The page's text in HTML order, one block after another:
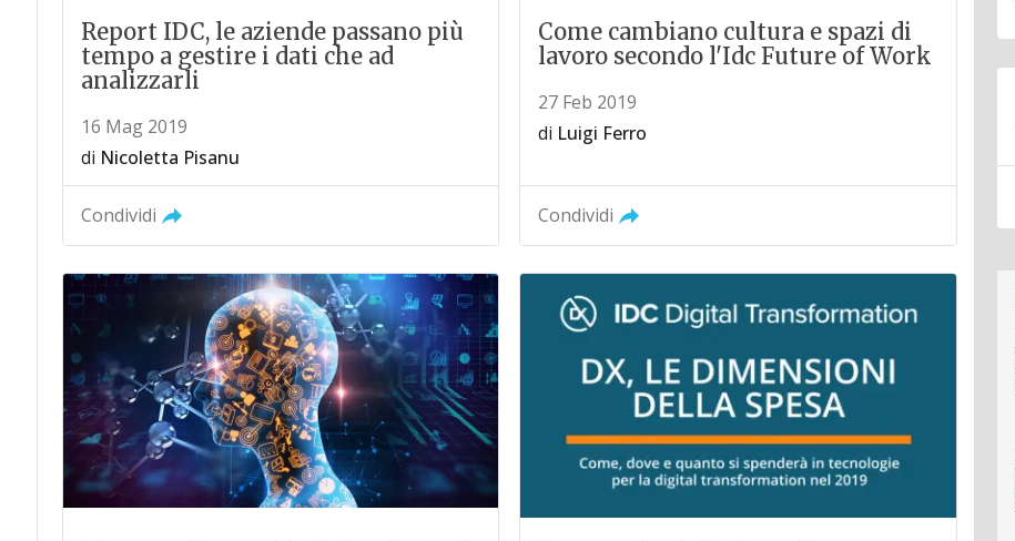
Report IDC, le aziende passano più
tempo a gestire i dati che ad
analizzarli
16 Mag 2019
di Nicoletta Pisanu
Condividi
Come cambiano cultura e spazi di
lavoro secondo l'Idc Future of Work
27 Feb 2019
di Luigi Ferro
Condividi